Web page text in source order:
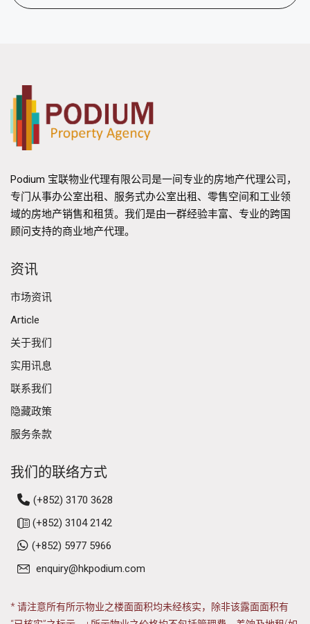
Podium 宝联物业代理有限公司是一间专业的房地产代理公司，
专门从事办公室出租、服务式办公室出租、零售空间和工业领
域的房地产销售和租赁。我们是由一群经验丰富、专业的跨国
顾问支持的商业地产代理。
资讯
市场资讯
Article
关于我们
实用讯息
联系我们
隐藏政策
服务条款
我们的联络方式
(+852) 3170 3628
(+852) 3104 2142
(+852) 5977 5966
enquiry@hkpodium.com
* 请注意所有所示物业之楼面面积均未经核实，除非该露面面积有